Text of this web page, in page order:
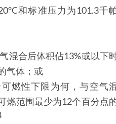
和标准压力为101.3千
混合后体积佔13%或以下
气体；或
可燃性下限为何，与空气
燃范围最少为12个百分点